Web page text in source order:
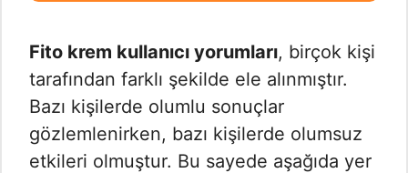
Fito krem kullanıcı yorumları, birçok kişi
tarafından farklı şekilde ele alınmıştır.
Bazı kişilerde olumlu sonuçlar
gözlemlenirken, bazı kişilerde olumsuz
etkileri olmuştur. Bu sayede aşağıda yer